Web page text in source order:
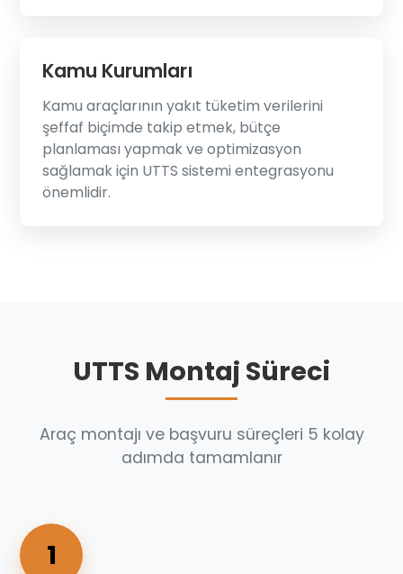
Kamu Kurumları
Kamu araçlarının yakıt tüketim verilerini
şeffaf biçimde takip etmek, bütçe
planlaması yapmak ve optimizasyon
sağlamak için UTTS sistemi entegrasyonu
önemlidir.
UTTS Montaj Süreci
Araç montajı ve başvuru süreçleri 5 kolay
adımda tamamlanır
1